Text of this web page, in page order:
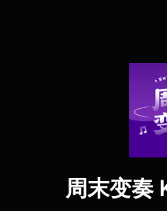
周末变奏